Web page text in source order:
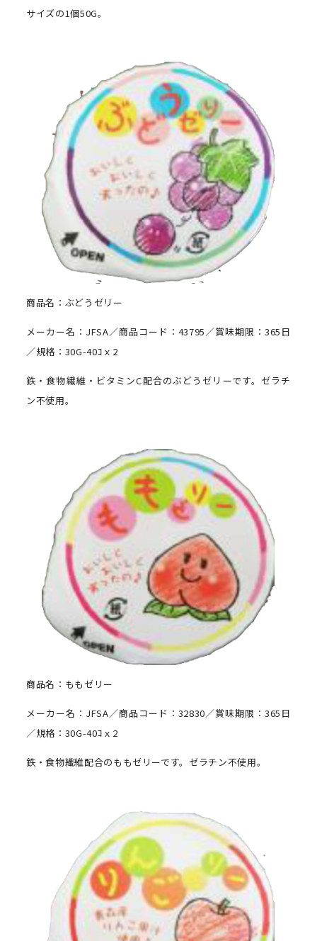
サイズの1個50G。
商品名：ぶどうゼリー
メーカー名：JFSA／商品コード：43795／賞味期限：365日
／規格：30G-40ｺｘ2
鉄・食物繊維・ビタミンC配合のぶどうゼリーです。ゼラチ
ン不使用。
商品名：ももゼリー
メーカー名：JFSA／商品コード：32830／賞味期限：365日
／規格：30G-40ｺｘ2
鉄・食物繊維配合のももゼリーです。ゼラチン不使用。